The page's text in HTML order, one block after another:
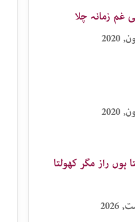
غم زمانہ چلا
ہوں راز مگر کھولتا